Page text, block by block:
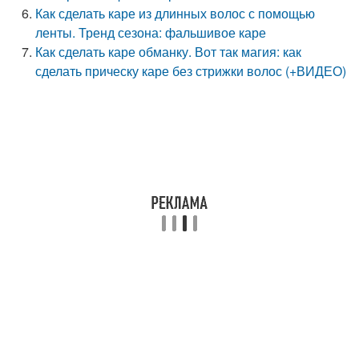
Как сделать каре из длинных волос с помощью
ленты. Тренд сезона: фальшивое каре
Как сделать каре обманку. Вот так магия: как
сделать прическу каре без стрижки волос (+ВИДЕО)